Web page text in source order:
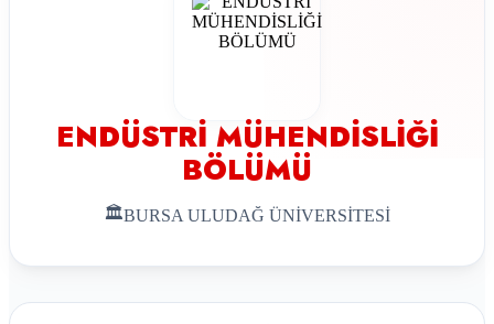
ENDÜSTRİ MÜHENDİSLİĞİ
BÖLÜMÜ
🏛BURSA ULUDAĞ ÜNİVERSİTESİ